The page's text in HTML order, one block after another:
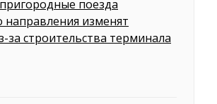
поезда
направления изменят
строительства терминала